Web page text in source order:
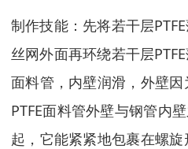
制作技能：先将若干层
丝网外面再环绕若干层
面料管，内壁润滑，外壁
PTFE面料管外壁与钢管内
起，它能紧紧地包裹在螺